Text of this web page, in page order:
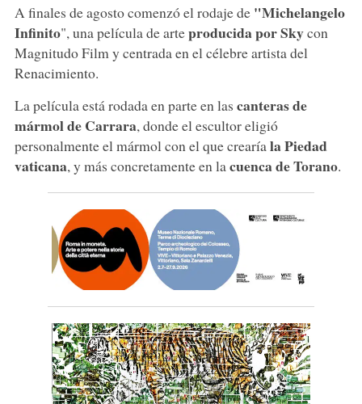
A finales de agosto comenzó el rodaje de "Michelangelo
Infinito", una película de arteproducida por Skycon
Magnitudo Film y centrada en el célebre artista del
Renacimiento.
La película está rodada en parte en las canteras de
mármol de Carrara, donde el escultor eligió
personalmente el mármol con el que crearía la Piedad
vaticana, y más concretamente en la cuenca de Torano.